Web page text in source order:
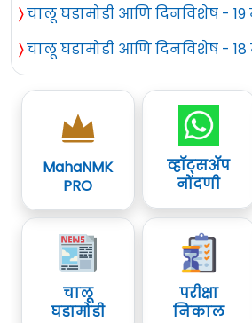
〉चालू घडामोडी आणि दिनविशेष - 19
〉चालू घडामोडी आणि दिनविशेष - 18
MahaNMK
PRO
व्हॉट्सॲप
नोंदणी
चालू
घडामोडी
परीक्षा
निकाल